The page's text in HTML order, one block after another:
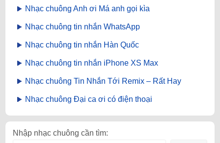
Nhạc chuông Anh ơi Má anh gọi kìa
Nhạc chuông tin nhắn WhatsApp
Nhạc chuông tin nhắn Hàn Quốc
Nhạc chuông tin nhắn iPhone XS Max
Nhạc chuông Tin Nhắn Tới Remix – Rất Hay
Nhạc chuông Đại ca ơi có điện thoại
Nhập nhạc chuông cần tìm: